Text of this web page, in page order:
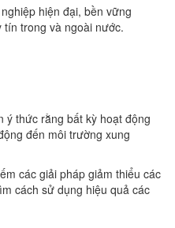
hiện đại, bền vững
trong và ngoài nước.
ý thức rằng bất kỳ hoạt động
đến môi trường xung
các giải pháp giảm thiểu các
cách sử dụng hiệu quả các